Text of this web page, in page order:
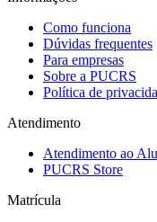
Como funciona
Dúvidas frequentes
Para empresas
Sobre a PUCRS
Política de
Atendimento
Atendimento ao
PUCRS Store
Matrícula